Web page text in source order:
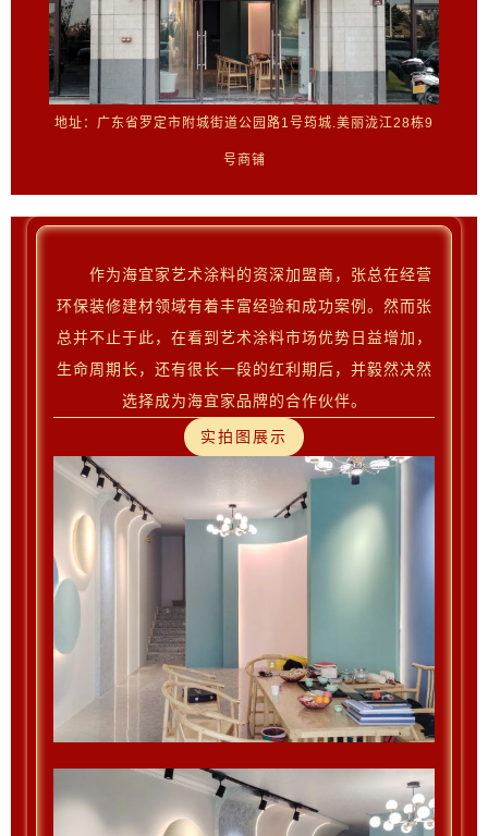
地址：广东省罗定市附城街道公园路1号筠城.美丽泷江28栋9
号商铺
作为海宜家艺术涂料的资深加盟商，张总在经营
环保装修建材领域有着丰富经验和成功案例。然而张
总并不止于此，在看到艺术涂料市场优势日益增加，
生命周期长，还有很长一段的红利期后，并毅然决然
选择成为海宜家品牌的合作伙伴。
实拍图展示